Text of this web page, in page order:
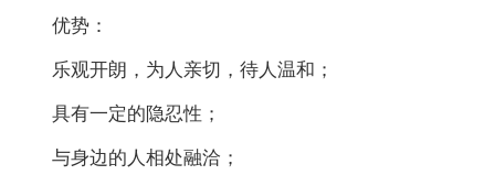
优势：
乐观开朗，为人亲切，待人温和；
具有一定的隐忍性；
与身边的人相处融洽；